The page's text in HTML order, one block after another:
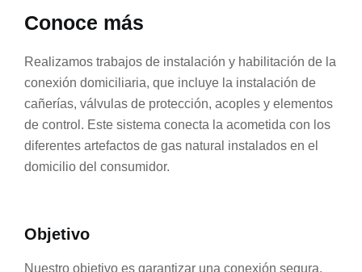
Conoce más
Realizamos trabajos de instalación y habilitación de la
conexión domiciliaria, que incluye la instalación de
cañerías, válvulas de protección, acoples y elementos
de control. Este sistema conecta la acometida con los
diferentes artefactos de gas natural instalados en el
domicilio del consumidor.
Objetivo
Nuestro objetivo es garantizar una conexión segura,